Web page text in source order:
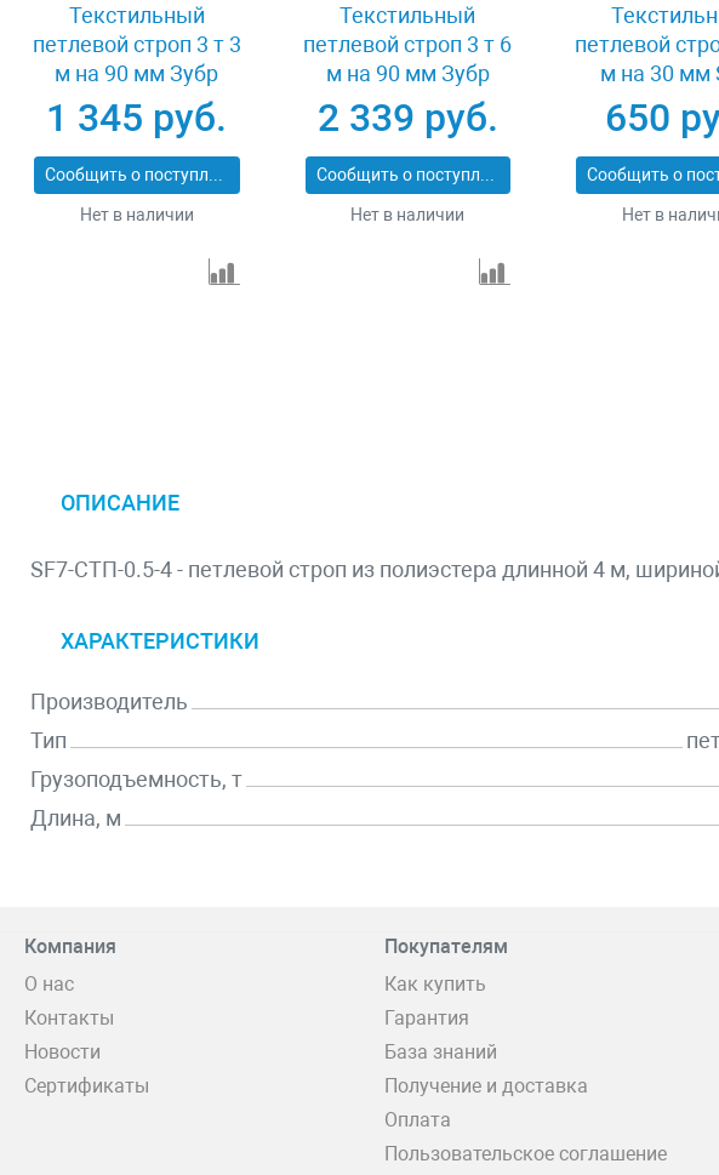
Текстильный
петлевой строп 3 т 3
м на 90 мм Зубр
43553-3-3
1 345 руб.
Сообщить о поступлении
Нет в наличии
Текстильный
петлевой строп 3 т 6
м на 90 мм Зубр
43553-3-6
2 339 руб.
Сообщить о поступлении
Нет в наличии
петлевой
м на 30 мм
СТП-1-7
650
Нет в
ОПИСАНИЕ
SF7-СТП-0.5-4 - петлевой строп из полиэстера длинной 4 м,
ХАРАКТЕРИСТИКИ
Производитель
Тип
Грузоподъемность, т
Длина, м
Компания
О нас
Контакты
Новости
Сертификаты
Покупателям
Как купить
Гарантия
База знаний
Получение и доставка
Оплата
Пользовательское соглашение